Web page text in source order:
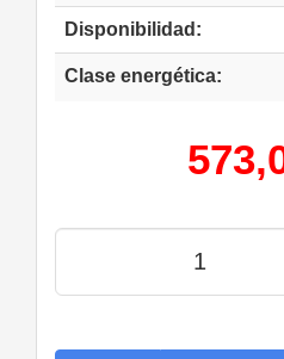
Disponibilidad:
Clase energética: